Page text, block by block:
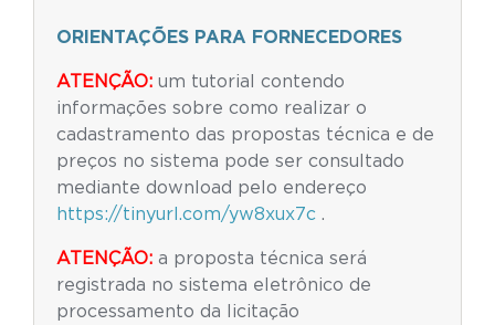
ORIENTAÇÕES PARA FORNECEDORES
ATENÇÃO: um tutorial contendo
informações sobre como realizar o
cadastramento das propostas técnica e de
preços no sistema pode ser consultado
mediante download pelo endereço
https://tinyurl.com/yw8xux7c .
ATENÇÃO: a proposta técnica será
registrada no sistema eletrônico de
processamento da licitação